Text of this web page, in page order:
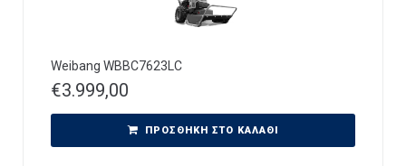
Weibang WBBC7623LC
€3.999,00
ΠΡΟΣΘΉΚΗ ΣΤΟ ΚΑΛΆΘΙ